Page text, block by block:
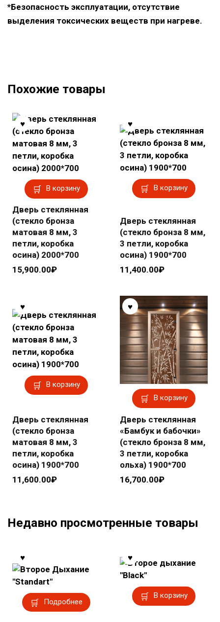
*Безопасность эксплуатации, отсутствие
выделения токсических веществ при нагреве.
Похожие товары
В корзину
Дверь стеклянная
(стекло бронза
матовая 8 мм, 3
петли, коробка
осина) 2000*700
15,900.00₽
В корзину
Дверь стеклянная
(стекло бронза 8 мм,
3 петли, коробка
осина) 1900*700
11,400.00₽
В корзину
Дверь стеклянная
(стекло бронза
матовая 8 мм, 3
петли, коробка
осина) 1900*700
11,600.00₽
В корзину
Дверь стеклянная
«Бамбук и бабочки»
(стекло бронза 8 мм,
3 петли, коробка
ольха) 1900*700
16,700.00₽
Недавно просмотренные товары
Подробнее
В корзину